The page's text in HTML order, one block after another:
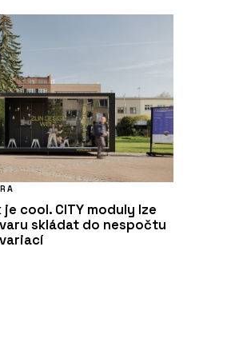
cool. CITY moduly lze
skládat do nespočtu